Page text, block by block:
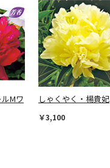
Mワ
しゃくやく・楊貴妃
￥3,100